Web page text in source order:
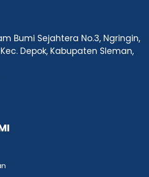
Bumi Sejahtera No.3, Ngringin,
Depok, Kabupaten Sleman,